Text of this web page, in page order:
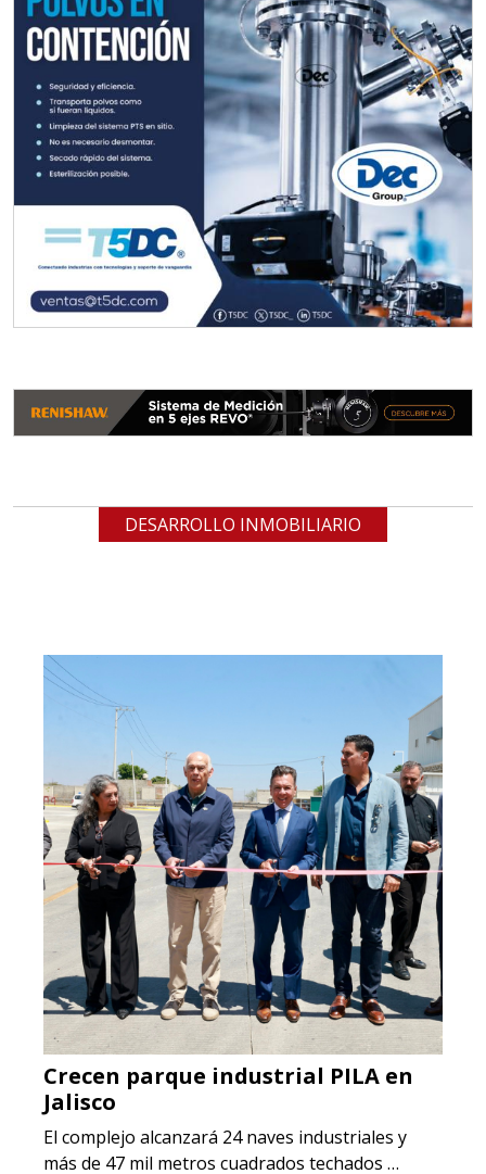
DESARROLLO INMOBILIARIO
Crecen parque industrial PILA en
Jalisco
El complejo alcanzará 24 naves industriales y
más de 47 mil metros cuadrados techados …